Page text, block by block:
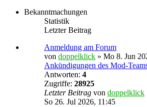
Bekanntmachungen
Statistik
Letzter Beitrag
Anmeldung am Forum
von doppelklick » Mo 8. Jun
Ankündigungen des Mod-
Antworten: 4
Zugriffe: 28925
Letzter Beitrag von doppelklick
So 26. Jul 2026, 11:45